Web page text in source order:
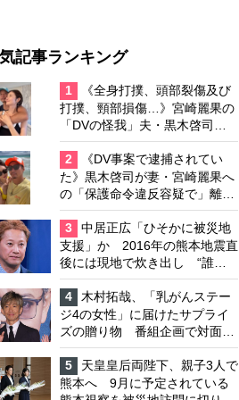
記事ランキング
1
《全身打撲、頭部裂傷及び
打撲、頸部損傷…》宮崎麗果の
「DVの怪我」夫・黒木啓司の
逮捕で始まる「夫婦の闘争」
2
《DV事案で逮捕されてい
た》黒木啓司が妻・宮崎麗果へ
の「保護命令違反容疑で」離婚
協議は「第二ステージ」へ
3
中居正広「ひそかに被災地
支援」か 2016年の熊本地震直
後には現地で炊き出し “誰に
も知られなくて良い”と、むし
ろ強まる福祉活動への思い
4
木村拓哉、「乳がんステー
ジ4の女性」に届けたサプライ
ズの贈り物 番組企画で対面し
たファンが、夢と希望を与える
心遣いに「うれしくて号泣しま
した」
5
天皇皇后両陛下、親子3人で
熊本へ 9月に予定されている